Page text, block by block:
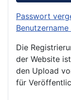
Passwort
Die
der Website
den Upload
für